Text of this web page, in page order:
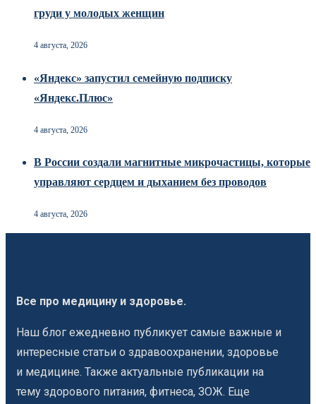
груди у молодых женщин
4 августа, 2026
«Яндекс» запустил семейную подписку
«Яндекс.Плюс»
4 августа, 2026
В России создали магнитные микрочастицы, которые
управляют сердцем и дыханием без проводов
4 августа, 2026
Все про медицину и здоровье.
Наш блог ежедневно публикует самые важные и
интересные статьи о здравоохранении, здоровье
и медицине. Также актуальные публикации на
тему здорового питания, фитнеса, ЗОЖ. Еще